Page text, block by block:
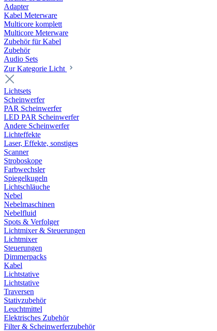
Adapter
Kabel Meterware
Multicore komplett
Multicore Meterware
Zubehör für Kabel
Zubehör
Audio Sets
Zur Kategorie Licht
Lichtsets
Scheinwerfer
PAR Scheinwerfer
LED PAR Scheinwerfer
Andere Scheinwerfer
Lichteffekte
Laser, Effekte, sonstiges
Scanner
Stroboskope
Farbwechsler
Spiegelkugeln
Lichtschläuche
Nebel
Nebelmaschinen
Nebelfluid
Spots & Verfolger
Lichtmixer & Steuerungen
Lichtmixer
Steuerungen
Dimmerpacks
Kabel
Lichtstative
Lichtstative
Traversen
Stativzubehör
Leuchtmittel
Elektrisches Zubehör
Filter & Scheinwerferzubehör